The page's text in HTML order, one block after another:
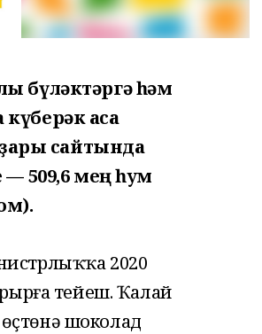
бүләктәргә һәм
аҡса
сайтында
— 509,6 мең һум
2020
тейеш. Ҡалай
шоколад